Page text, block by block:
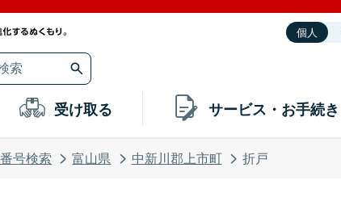
個人
受け取る サービス・お手続き
号検索 富山県 中新川郡上市町 折戸